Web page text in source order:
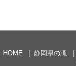
HOME 静岡県の滝